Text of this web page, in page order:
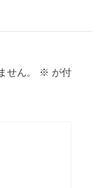
せん。 ※ が付